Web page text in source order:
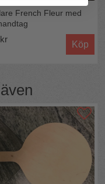
French Fleur med
Köp